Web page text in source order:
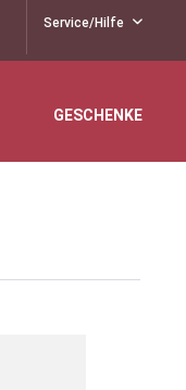
Service/Hilfe
GESCHENKE